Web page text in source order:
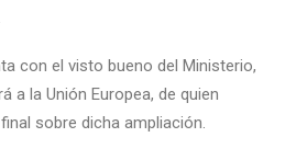
con el visto bueno del Ministerio,
a la Unión Europea, de quien
sobre dicha ampliación.